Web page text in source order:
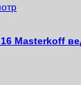
Masterkoff